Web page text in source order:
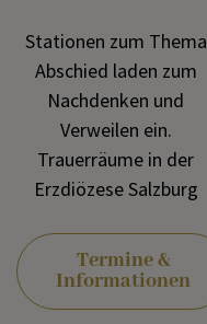
Stationen zum Thema
Abschied laden zum
Nachdenken und
Verweilen ein.
Trauerräume in der
Erzdiözese Salzburg
Termine &
Informationen